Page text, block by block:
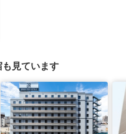
も見ています